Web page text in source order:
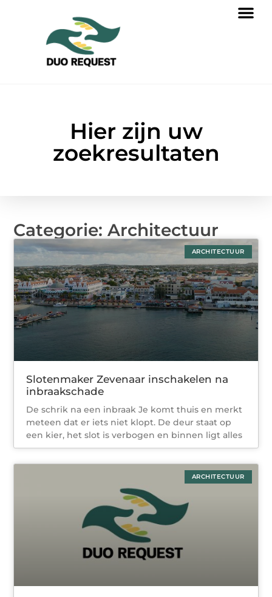
Hier zijn uw
zoekresultaten
Categorie: Architectuur
ARCHITECTUUR
Slotenmaker Zevenaar inschakelen na
inbraakschade
De schrik na een inbraak Je komt thuis en merkt
meteen dat er iets niet klopt. De deur staat op
een kier, het slot is verbogen en binnen ligt alles
ARCHITECTUUR